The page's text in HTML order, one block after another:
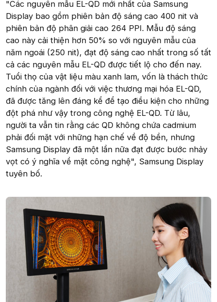
"Các nguyên mẫu EL-QD mới nhất của Samsung
Display bao gồm phiên bản độ sáng cao 400 nit và
phiên bản độ phân giải cao 264 PPI. Mẫu độ sáng
cao này cải thiện hơn 50% so với nguyên mẫu của
năm ngoái (250 nit), đạt độ sáng cao nhất trong số tất
cả các nguyên mẫu EL-QD được tiết lộ cho đến nay.
Tuổi thọ của vật liệu màu xanh lam, vốn là thách thức
chính của ngành đối với việc thương mại hóa EL-QD,
đã được tăng lên đáng kể để tạo điều kiện cho những
đột phá như vậy trong công nghệ EL-QD. Từ lâu,
người ta vẫn tin rằng các QD không chứa cadmium
phải đối mặt với những hạn chế về độ bền, nhưng
Samsung Display đã một lần nữa đạt được bước nhảy
vọt có ý nghĩa về mặt công nghệ", Samsung Display
tuyên bố.